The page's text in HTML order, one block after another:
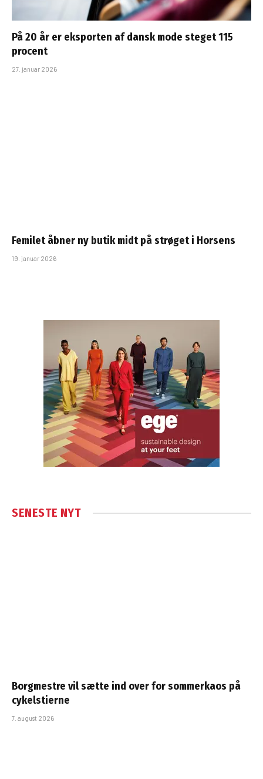
På 20 år er eksporten af dansk mode steget 115
procent
27. januar 2026
Femilet åbner ny butik midt på strøget i Horsens
19. januar 2026
SENESTE NYT
Borgmestre vil sætte ind over for sommerkaos på
cykelstierne
7. august 2026